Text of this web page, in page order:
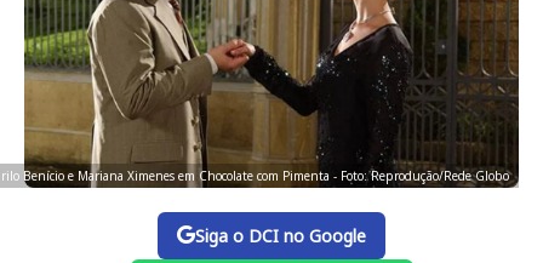
Benício e Mariana Ximenes em Chocolate com Pimenta - Foto: Reprodução/Rede Globo
Siga o DCI no Google